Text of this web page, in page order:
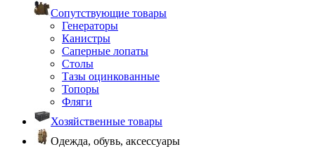
Сопутствующие товары
Генераторы
Канистры
Саперные лопаты
Столы
Тазы оцинкованные
Топоры
Фляги
Хозяйственные товары
Одежда, обувь, аксессуары